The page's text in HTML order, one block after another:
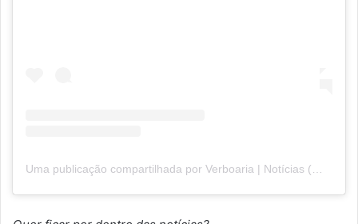
Uma publicação compartilhada por Verboaria | Notícias (@verboariaoficial)